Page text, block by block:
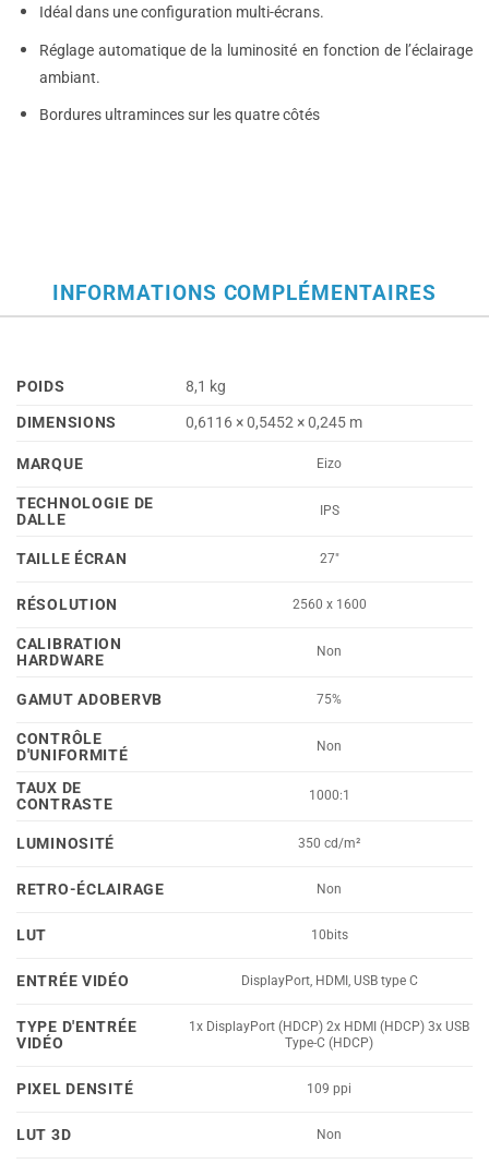
Idéal dans une configuration multi-écrans.
Réglage automatique de la luminosité en fonction de l’éclairage
ambiant.
Bordures ultraminces sur les quatre côtés
INFORMATIONS COMPLÉMENTAIRES
POIDS
8,1 kg
DIMENSIONS
0,6116 × 0,5452 × 0,245 m
MARQUE Eizo
TECHNOLOGIE DE
DALLE
IPS
TAILLE ÉCRAN 27"
RÉSOLUTION 2560 x 1600
CALIBRATION
HARDWARE
Non
GAMUT ADOBERVB 75%
CONTRÔLE
D'UNIFORMITÉ
Non
TAUX DE
CONTRASTE
1000:1
LUMINOSITÉ 350 cd/m²
RETRO-ÉCLAIRAGE Non
LUT 10bits
ENTRÉE VIDÉO DisplayPort, HDMI, USB type C
TYPE D'ENTRÉE
VIDÉO
1x DisplayPort (HDCP) 2x HDMI (HDCP) 3x USB
Type-C (HDCP)
PIXEL DENSITÉ 109 ppi
LUT 3D Non